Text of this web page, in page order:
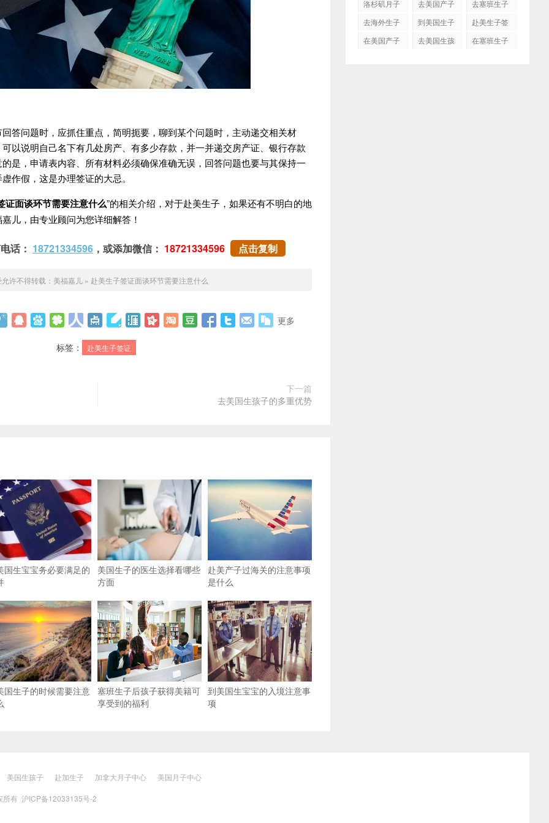
问题时，应抓住重点，简明扼要，聊到某个问题时，主动递交相关材
以说明自己名下有几处房产、有多少存款，并一并递交房产证、银行存款
是，申请表内容、所有材料必须确保准确无误，回答问题也要与其保持一
作假，这是办理签证的大忌。
证面谈环节需要注意什么”的相关介绍，对于赴美生子，如果还有不明白的地
儿，由专业顾问为您详细解答！
话： 18721334596 ，或添加微信： 18721334596 点击复制
许不得转载： 美福嘉儿» 赴美生子签证面谈环节需要注意什么
更多
标签： 赴美生子签证
下一篇
去美国生孩子的多重优势
国生宝宝务必要满足的
美国生子的医生选择看哪些
方面
赴美产子过海关的注意事项
是什么
国生子的时候需要注意 塞班生子后孩子获得美籍可
享受到的福利
到美国生宝宝的入境注意事
项
洛杉矶月子
去美国产子
去塞班生子
去海外生子
到美国生子
赴美生子签
在美国产子
去美国生孩
在塞班生子
美国生孩子 赴加生子 加拿大月子中心 美国月子中心
所有 沪ICP备12033135号-2